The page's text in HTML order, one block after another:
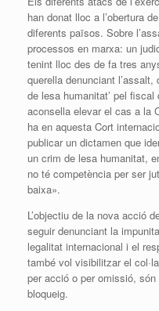
han donat lloc a l’obertura
diferents països. Sobre
processos en marxa: un
tenint lloc des de fa tres
querella denunciant
de lesa humanitat’ pel fiscal
aconsella elevar el cas a la
ha en aquesta Cort
publicar un dictamen que
un crim de lesa humanitat,
no té competència per ser
baixa».
L’objectiu de la nova acció
seguir denunciant la
legalitat internacional i el
també vol visibilitzar el
per acció o per omissió,
bloqueig.